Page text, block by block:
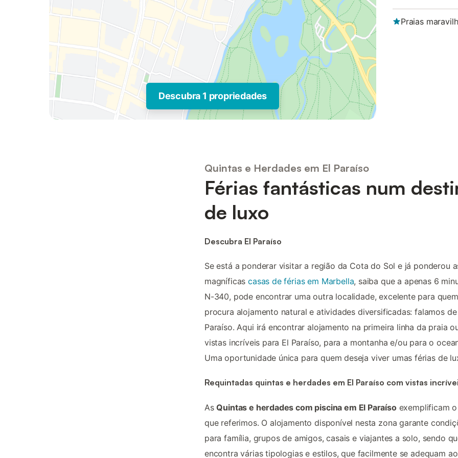
Descubra 1 propriedades
Praias
Quintas e Herdades em El Paraíso
Férias fantásticas num
de luxo
Descubra El Paraíso
Se está a ponderar visitar a região da Cota do Sol e já ponderou
magníficascasas de férias em Marbella, saiba que a apenas 6
N-340, pode encontrar uma outra localidade, excelente para quem
procura alojamento natural e atividades diversificadas: falamos de
Paraíso. Aqui irá encontrar alojamento na primeira linha da praia
vistas incríveis para El Paraíso, para a montanha e/ou para o
Uma oportunidade única para quem deseja viver umas férias de
Requintadas quintas e herdades em El Paraíso com vistas
AsQuintas e herdades com piscina em El Paraísoexemplificam
que referimos. O alojamento disponível nesta zona garante
para família, grupos de amigos, casais e viajantes a solo, sendo
encontra várias tipologias e estilos, que facilmente se adequam